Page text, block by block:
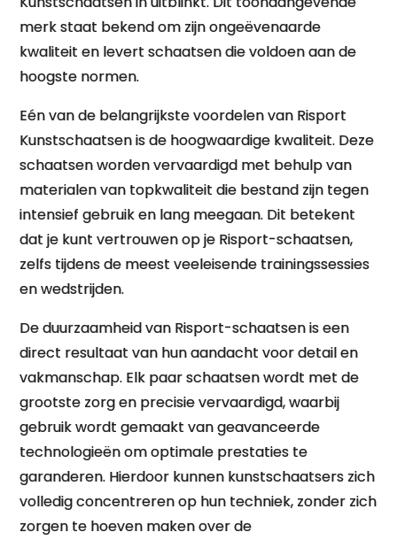
merk staat bekend om zijn ongeëvenaarde
kwaliteit en levert schaatsen die voldoen aan de
hoogste normen.
Eén van de belangrijkste voordelen van Risport
Kunstschaatsen is de hoogwaardige kwaliteit. Deze
schaatsen worden vervaardigd met behulp van
materialen van topkwaliteit die bestand zijn tegen
intensief gebruik en lang meegaan. Dit betekent
dat je kunt vertrouwen op je Risport-schaatsen,
zelfs tijdens de meest veeleisende trainingssessies
en wedstrijden.
De duurzaamheid van Risport-schaatsen is een
direct resultaat van hun aandacht voor detail en
vakmanschap. Elk paar schaatsen wordt met de
grootste zorg en precisie vervaardigd, waarbij
gebruik wordt gemaakt van geavanceerde
technologieën om optimale prestaties te
garanderen. Hierdoor kunnen kunstschaatsers zich
volledig concentreren op hun techniek, zonder zich
zorgen te hoeven maken over de